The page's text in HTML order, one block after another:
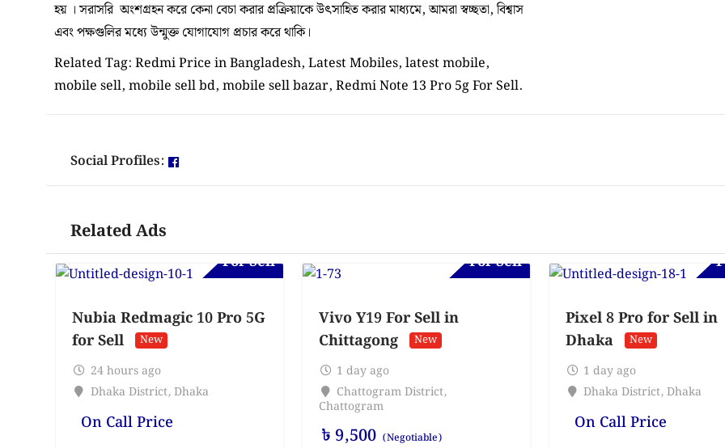
হয় । সরাসরি অংশগ্রহন করে কেনা বেচা করার প্রক্রিয়াকে উৎসাহিত করার মাধ্যমে, আমরা স্বচ্ছতা, বিশ্বাস
এবং পক্ষগুলির মধ্যে উন্মুক্ত যোগাযোগ প্রচার করে থাকি।
Related Tag: Redmi Price in Bangladesh, Latest Mobiles, latest mobile,
mobile sell, mobile sell bd, mobile sell bazar, Redmi Note 13 Pro 5g For Sell.
Social Profiles:
Related Ads
For Sell
Nubia Redmagic 10 Pro 5G
for Sell
New
24 hours ago
Dhaka District, Dhaka
On Call Price
For Sell
Vivo Y19 For Sell in
Chittagong
New
1 day ago
Chattogram District,
Chattogram
৳ 9,500 (Negotiable)
Pixel 8 Pro for Sell in
Dhaka
New
1 day ago
Dhaka District, Dhaka
On Call Price